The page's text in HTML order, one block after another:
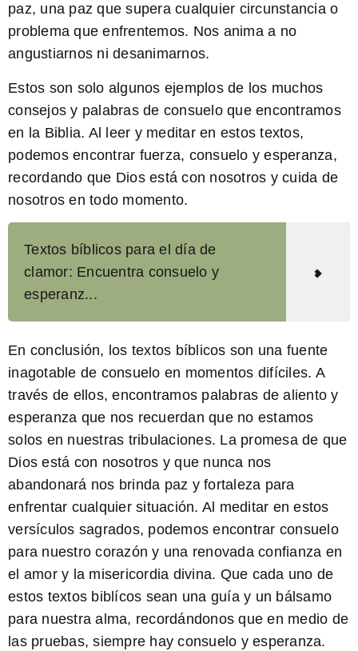
paz, una paz que supera cualquier circunstancia o
problema que enfrentemos. Nos anima a no
angustiarnos ni desanimarnos.
Estos son solo algunos ejemplos de los muchos
consejos y palabras de consuelo que encontramos
en la Biblia. Al leer y meditar en estos textos,
podemos encontrar fuerza, consuelo y esperanza,
recordando que Dios está con nosotros y cuida de
nosotros en todo momento.
Textos bíblicos para el día de
clamor: Encuentra consuelo y
esperanz...
En conclusión, los textos bíblicos son una fuente
inagotable de consuelo en momentos difíciles. A
través de ellos, encontramos palabras de aliento y
esperanza que nos recuerdan que no estamos
solos en nuestras tribulaciones. La promesa de que
Dios está con nosotros y que nunca nos
abandonará nos brinda paz y fortaleza para
enfrentar cualquier situación. Al meditar en estos
versículos sagrados, podemos encontrar consuelo
para nuestro corazón y una renovada confianza en
el amor y la misericordia divina. Que cada uno de
estos textos biblícos sean una guía y un bálsamo
para nuestra alma, recordándonos que en medio de
las pruebas, siempre hay consuelo y esperanza.